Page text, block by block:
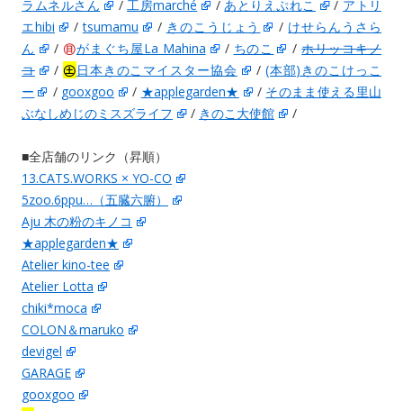
ラムネルさん
/工房marché /あとりえぷれこ / アトリ
エhibi
/tsumamu / きのこうじょう / けせらんうさら
ん
/ ㊐がまぐち屋La Mahina / ちのこ /ホリッコキノ
コ
/ ㊏日本きのこマイスター協会 / (本部)きのこけっこ
ー
/ gooxgoo / ★applegarden★ / そのまま使える里山
ぶなしめじのミスズライフ
/ きのこ大使館 /
■全店舗のリンク（昇順）
13.CATS.WORKS × YO-CO
5zoo.6ppu…（五臓六腑）
Aju 木の粉のキノコ
★applegarden★
Atelier kino-tee
Atelier Lotta
chiki*moca
COLON＆maruko
devigel
GARAGE
gooxgoo